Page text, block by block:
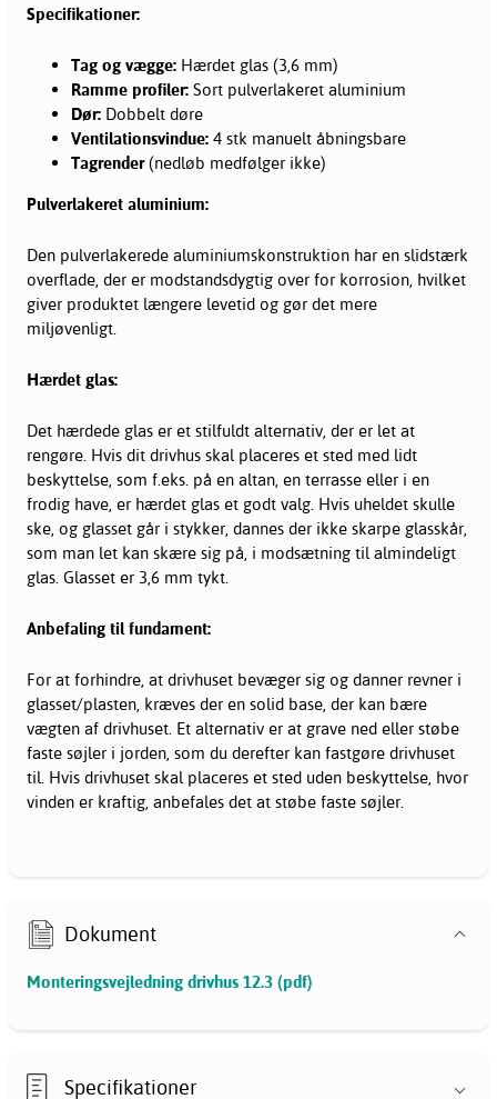
Specifikationer:
Tag og vægge: Hærdet glas (3,6 mm)
Ramme profiler: Sort pulverlakeret aluminium
Dør: Dobbelt døre
Ventilationsvindue: 4 stk manuelt åbningsbare
Tagrender(nedløb medfølger ikke)
Pulverlakeret aluminium:
Den pulverlakerede aluminiumskonstruktion har en slidstærk
overflade, der er modstandsdygtig over for korrosion, hvilket
giver produktet længere levetid og gør det mere
miljøvenligt.
Hærdet glas:
Det hærdede glas er et stilfuldt alternativ, der er let at
rengøre. Hvis dit drivhus skal placeres et sted med lidt
beskyttelse, som f.eks. på en altan, en terrasse eller i en
frodig have, er hærdet glas et godt valg. Hvis uheldet skulle
ske, og glasset går i stykker, dannes der ikke skarpe glasskår,
som man let kan skære sig på, i modsætning til almindeligt
glas. Glasset er 3,6 mm tykt.
Anbefaling til fundament:
For at forhindre, at drivhuset bevæger sig og danner revner i
glasset/plasten, kræves der en solid base, der kan bære
vægten af drivhuset. Et alternativ er at grave ned eller støbe
faste søjler i jorden, som du derefter kan fastgøre drivhuset
til. Hvis drivhuset skal placeres et sted uden beskyttelse, hvor
vinden er kraftig, anbefales det at støbe faste søjler.
Dokument
Monteringsvejledning drivhus 12.3 (pdf)
Specifikationer